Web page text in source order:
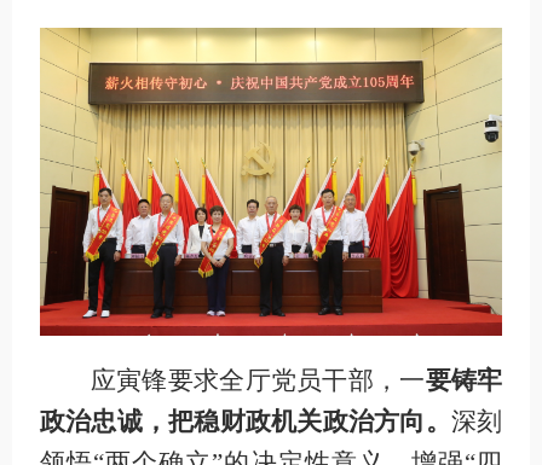
应寅锋要求全厅党员干部，一要铸牢
政治忠诚，把稳财政机关政治方向。 深刻